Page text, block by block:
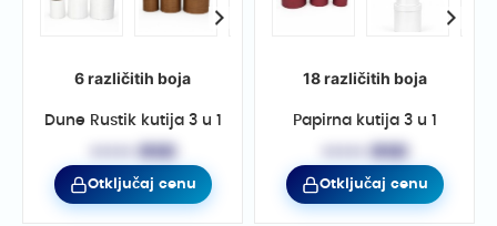
6 različitih boja
Dune Rustik kutija 3 u 1
Otključaj cenu
18 različitih boja
Papirna kutija 3 u 1
Otključaj cenu